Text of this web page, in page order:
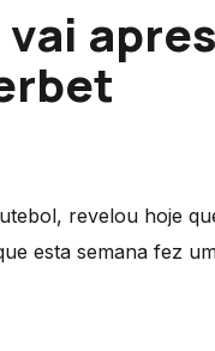
revelou hoje
esta semana fez